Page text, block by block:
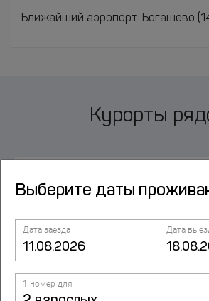
Ближайший аэропорт: Богашёво
Курорты
Болотное
Колмогорово
Выберите даты
Дата заезда Дата
1 номер для